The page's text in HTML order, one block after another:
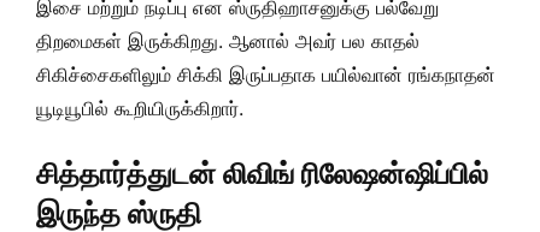
இசை மற்றும் நடிப்பு என ஸ்ருதிஹாசனுக்கு பல்வேறு
திறமைகள் இருக்கிறது. ஆனால் அவர் பல காதல்
சிகிச்சைகளிலும் சிக்கி இருப்பதாக பயில்வான் ரங்கநாதன்
யூடியூபில் கூறியிருக்கிறார்.
சித்தார்த்துடன் லிவிங் ரிலேஷன்ஷிப்பில்
இருந்த ஸ்ருதி